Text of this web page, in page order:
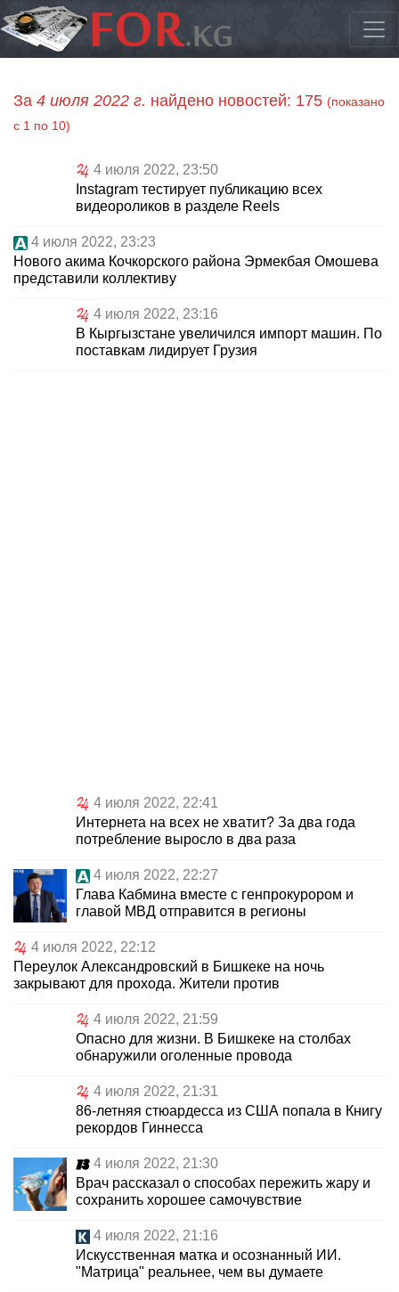
За 4 июля 2022 г. найдено новостей: 175 (показано
с 1 по 10)
4 июля 2022, 23:50
Instagram тестирует публикацию всех
видеороликов в разделе Reels
4 июля 2022, 23:23
Нового акима Кочкорского района Эрмекбая Омошева
представили коллективу
4 июля 2022, 23:16
В Кыргызстане увеличился импорт машин. По
поставкам лидирует Грузия
4 июля 2022, 22:41
Интернета на всех не хватит? За два года
потребление выросло в два раза
4 июля 2022, 22:27
Глава Кабмина вместе с генпрокурором и
главой МВД отправится в регионы
4 июля 2022, 22:12
Переулок Александровский в Бишкеке на ночь
закрывают для прохода. Жители против
4 июля 2022, 21:59
Опасно для жизни. В Бишкеке на столбах
обнаружили оголенные провода
4 июля 2022, 21:31
86-летняя стюардесса из США попала в Книгу
рекордов Гиннесса
4 июля 2022, 21:30
Врач рассказал о способах пережить жару и
сохранить хорошее самочувствие
4 июля 2022, 21:16
Искусственная матка и осознанный ИИ.
"Матрица" реальнее, чем вы думаете